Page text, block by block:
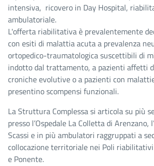
intensiva, ricovero in Day Hospital,
ambulatoriale.
L'offerta riabilitativa è prevalentemente
con esiti di malattia acuta a prevalenza
ortopedico-traumatologica suscettibili di
indotto dal trattamento, a pazienti affetti
croniche evolutive o a pazienti con
presentino scompensi funzionali.
La Struttura Complessa si articola su più
presso l’Ospedale La Colletta di Arenzano,
Scassi e in più ambulatori raggruppati a
collocazione territoriale nei Poli
e Ponente.